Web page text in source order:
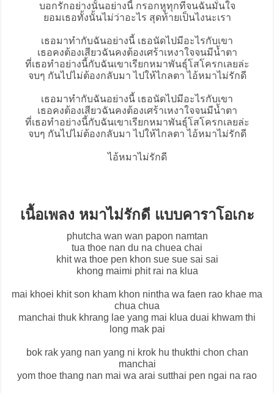
บอกรักอย่างนั้นอย่างนี้ กรอกหูทุกทีจนฉันมั่นใจ
ยอมเธอทั้งนั้นไม่ว่าอะไร สุดท้ายเป็นไงนะเรา
เธอมาทำกับฉันอย่างนี้ เธอนัดไปมีอะไรกับเขา
เธอคงต้องเสียวฉันคงต้องเศร้าเหงาใจจนมีน้ำตา
ที่เธอทำอย่างนี้กับฉันเขาเรียกหมาพันธุ์โสโครกเลยล่ะ
จบๆ กันไปไม่ต้องกลับมา ไปให้ไกลตา ไอ้หมาไม่รักดี
เธอมาทำกับฉันอย่างนี้ เธอนัดไปมีอะไรกับเขา
เธอคงต้องเสียวฉันคงต้องเศร้าเหงาใจจนมีน้ำตา
ที่เธอทำอย่างนี้กับฉันเขาเรียกหมาพันธุ์โสโครกเลยล่ะ
จบๆ กันไปไม่ต้องกลับมา ไปให้ไกลตา ไอ้หมาไม่รักดี
ไอ้หมาไม่รักดี
เนื้อเพลง หมาไม่รักดี แบบคาราโอเกะ
phutcha wan wan papon namtan
tua thoe nan du na chuea chai
khit wa thoe pen khon sue sue sai sai
khong maimi phit rai na klua
mai khoei khit son kham khon nintha wa faen rao khae ma
chua chua
manchai thuk khrang lae yang mai klua duai khwam thi
long mak pai
bok rak yang nan yang ni krok hu thukthi chon chan
manchai
yom thoe thang nan mai wa arai sutthai pen ngai na rao